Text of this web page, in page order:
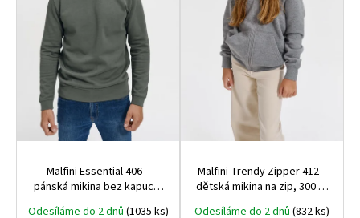
ů
Malfini Essential 406 –
pánská mikina bez kapuce,
Odesíláme do 2 dnů (1035 ks)
Malfini Trendy Zipper 412 –
dětská mikina na zip, 300 g,
Odesíláme do 2 dnů (832 ks)